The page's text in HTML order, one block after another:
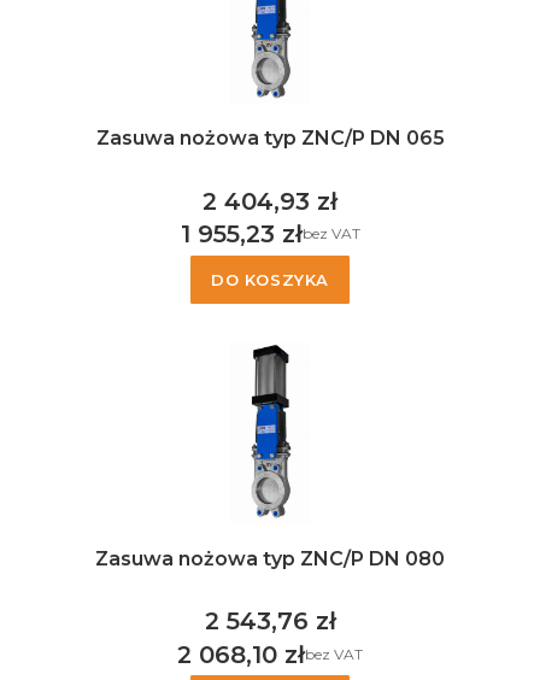
Zasuwa nożowa typ ZNC/P DN 065
Cena
2 404,93 zł
Cena
1 955,23 złbez VAT
DO KOSZYKA
Zasuwa nożowa typ ZNC/P DN 080
Cena
2 543,76 zł
Cena
2 068,10 złbez VAT